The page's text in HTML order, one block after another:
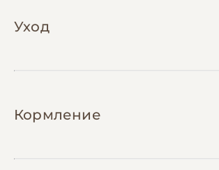
Уход
просторной клетки размером
60х40х40 см, оснащенной
поддержания здоровья лап.
Кормление